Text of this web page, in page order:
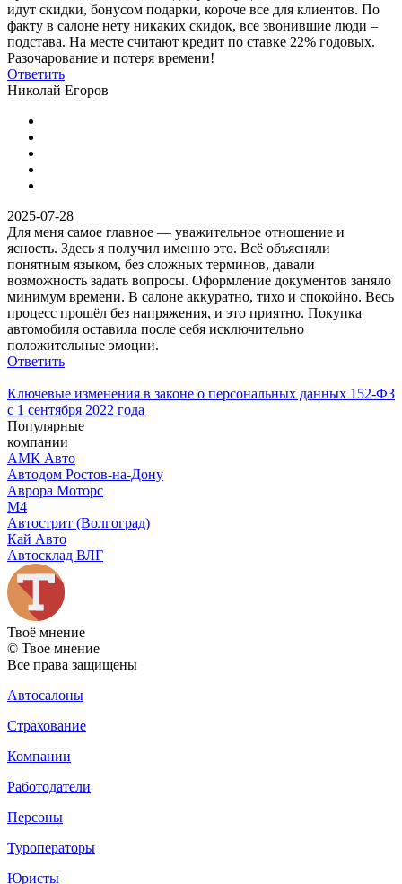
идут скидки, бонусом подарки, короче все для клиентов. По
факту в салоне нету никаких скидок, все звонившие люди –
подстава. На месте считают кредит по ставке 22% годовых.
Разочарование и потеря времени!
Ответить
Николай Егоров
2025-07-28
Для меня самое главное — уважительное отношение и
ясность. Здесь я получил именно это. Всё объясняли
понятным языком, без сложных терминов, давали
возможность задать вопросы. Оформление документов заняло
минимум времени. В салоне аккуратно, тихо и спокойно. Весь
процесс прошёл без напряжения, и это приятно. Покупка
автомобиля оставила после себя исключительно
положительные эмоции.
Ответить
Ключевые изменения в законе о персональных данных 152-ФЗ
с 1 сентября 2022 года
Популярные
компании
АМК Авто
Автодом Ростов-на-Дону
Аврора Моторс
М4
Автострит (Волгоград)
Кай Авто
Автосклад ВЛГ
Твоё мнение
© Твое мнение
Все права защищены
Автосалоны
Страхование
Компании
Работодатели
Персоны
Туроператоры
Юристы